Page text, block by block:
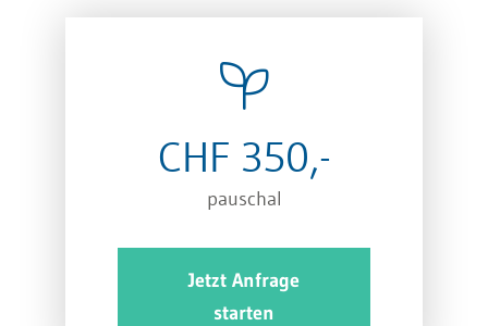
CHF 350,-
pauschal
Jetzt Anfrage
starten